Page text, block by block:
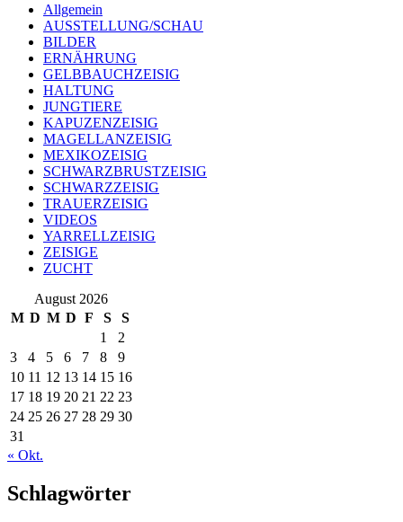
Allgemein
AUSSTELLUNG/SCHAU
BILDER
ERNÄHRUNG
GELBBAUCHZEISIG
HALTUNG
JUNGTIERE
KAPUZENZEISIG
MAGELLANZEISIG
MEXIKOZEISIG
SCHWARZBRUSTZEISIG
SCHWARZZEISIG
TRAUERZEISIG
VIDEOS
YARRELLZEISIG
ZEISIGE
ZUCHT
August 2026
M D M D F S
S
1
2
3
4 5 6 7 8
9
10 11 12 13 14 15 16
17 18 19 20 21 22 23
24 25 26 27 28 29 30
31
« Okt.
Schlagwörter